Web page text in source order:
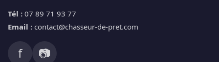
Tél : 07 89 71 93 77
Email : contact@chasseur-de-pret.com
f 📷